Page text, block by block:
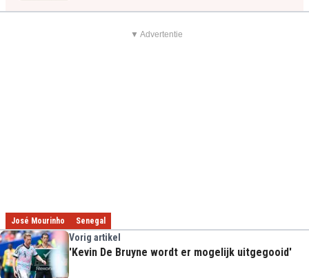
▼ Advertentie
José Mourinho Senegal
Vorig artikel
'Kevin De Bruyne wordt er mogelijk uitgegooid'